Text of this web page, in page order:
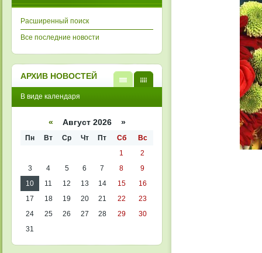
Расширенный поиск
Все последние новости
АРХИВ НОВОСТЕЙ
кален
списк
В виде календаря
« Август 2026 »
Пн Вт Ср Чт Пт Сб
Вс
1
2
3
4 5 6 7 8
9
10
11 12 13 14 15
16
17
18 19 20 21 22
23
24
25 26 27 28 29
30
31